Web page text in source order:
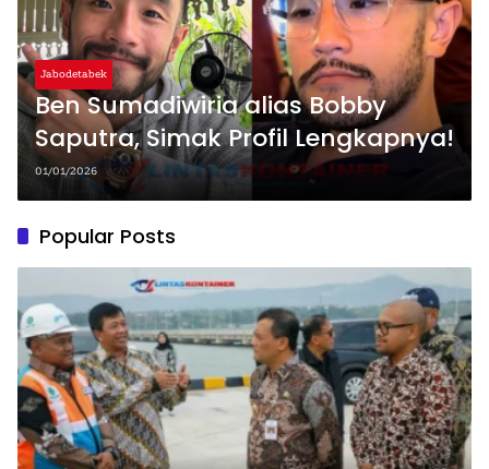
Jabodetabek
Ben Sumadiwiria alias Bobby
Saputra, Simak Profil Lengkapnya!
01/01/2026
Popular Posts